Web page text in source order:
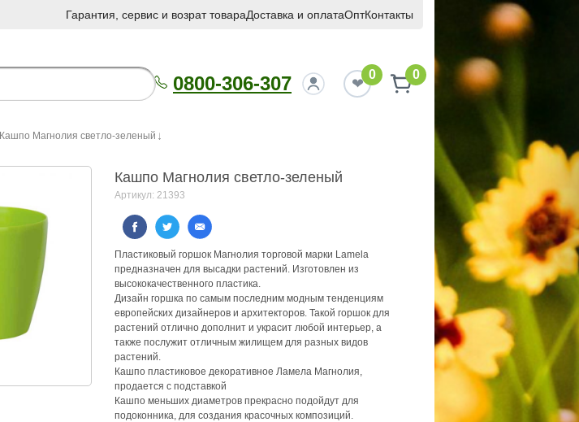
Гарантия, сервис и возрат товараДоставка и оплатаОптКонтакты
0800-306-307 0 0
Кашпо Магнолия светло-зеленый
Кашпо Магнолия светло-зеленый
Артикул: 21393
Пластиковый горшок Магнолия торговой марки Lamela
предназначен для высадки растений. Изготовлен из
высококачественного пластика.
Дизайн горшка по самым последним модным тенденциям
европейских дизайнеров и архитекторов. Такой горшок для
растений отлично дополнит и украсит любой интерьер, а
также послужит отличным жилищем для разных видов
растений.
Кашпо пластиковое декоративное Ламела Магнолия,
продается с подставкой
Кашпо меньших диаметров прекрасно подойдут для
подоконника, для создания красочных композиций.